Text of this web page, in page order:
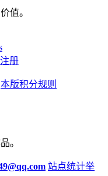
值。
册
本版积分规则
。
站点统计举